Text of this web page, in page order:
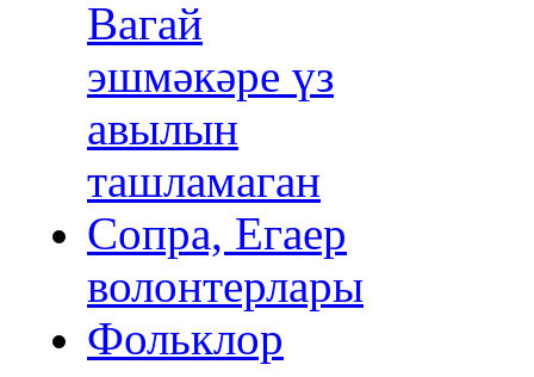
Вагай
эшмәкәре үз
авылын
ташламаган
Сопра, Егаер
волонтерлары
Фольклор